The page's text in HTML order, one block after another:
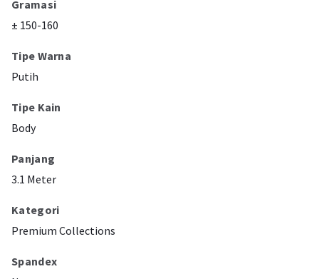
Gramasi
± 150-160
Tipe Warna
Putih
Tipe Kain
Body
Panjang
3.1 Meter
Kategori
Premium Collections
Spandex